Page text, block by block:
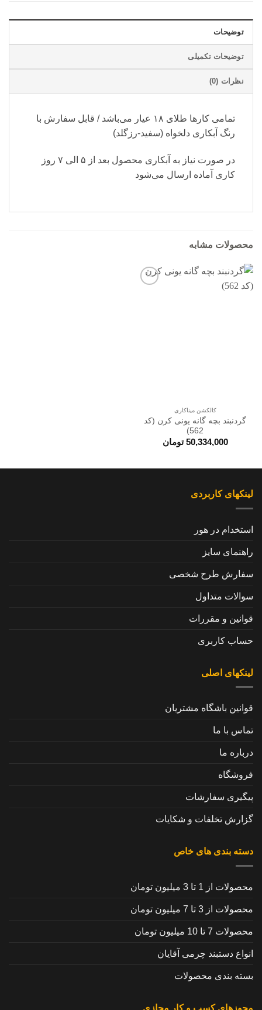
توضیحات
توضیحات تکمیلی
نظرات (0)
تمامی کارها طلای ۱۸ عیار می‌باشد / قابل سفارش با
رنگ آبکاری دلخواه (سفید-رزگلد)
در صورت نیاز به آبکاری محصول بعد از ۵ الی ۷ روز
کاری آماده ارسال می‌شود
محصولات مشابه
کالکشن میناکاری
گردنبند بچه گانه یونی کرن (کد
562)
50,334,000 تومان
لینکهای کاربردی
استخدام در هور
راهنمای سایز
سفارش طرح شخصی
سوالات متداول
قوانین و مقررات
حساب کاربری
لینکهای اصلی
قوانین باشگاه مشتریان
تماس با ما
درباره ما
فروشگاه
پیگیری سفارشات
گزارش تخلفات و شکایات
دسته بندی های خاص
محصولات از 1 تا 3 میلیون تومان
محصولات از 3 تا 7 میلیون تومان
محصولات 7 تا 10 میلیون تومان
انواع دستبند چرمی آقایان
بسته بندی محصولات
مجوزهای کسب و کار مجازی